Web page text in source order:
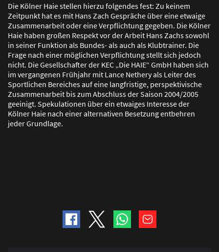
Die Kölner Haie stellen hierzu folgendes fest: Zu keinem
Zeitpunkt hat es mit Hans Zach Gespräche über eine etwaige
Zusammenarbeit oder eine Verpflichtung gegeben. Die Kölner
Haie haben großen Respekt vor der Arbeit Hans Zachs sowohl
in seiner Funktion als Bundes- als auch als Klubtrainer. Die
Frage nach einer möglichen Verpflichtung stellt sich jedoch
nicht. Die Gesellschafter der KEC „Die HAIE“ GmbH haben sich
im vergangenen Frühjahr mit Lance Nethery als Leiter des
Sportlichen Bereiches auf eine langfristige, perspektivische
Zusammenarbeit bis zum Abschluss der Saison 2004/2005
geeinigt. Spekulationen über ein etwaiges Interesse der
Kölner Haie nach einer alternativen Besetzung entbehren
jeder Grundlage.